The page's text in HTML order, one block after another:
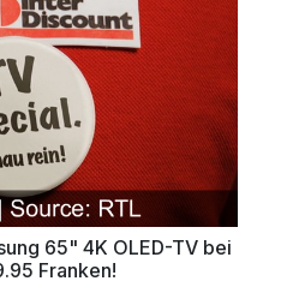
65" 4K OLED-TV bei
Franken!